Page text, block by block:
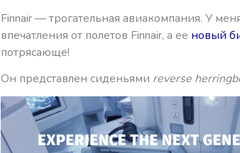
Finnair — трогательная авиакомпания. У
впечатления от полетов Finnair, а ее новый
потрясающе!
Он представлен сиденьями reverse